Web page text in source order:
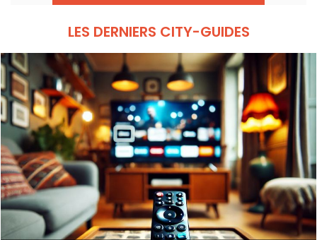
LES DERNIERS CITY-GUIDES